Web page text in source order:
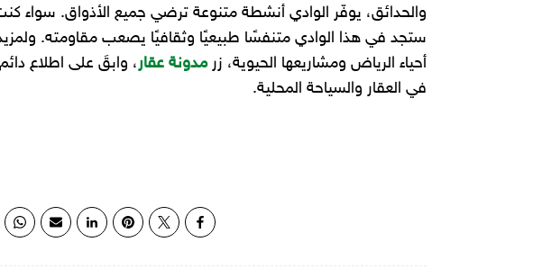
والحدائق، يوفّر الوادي أنشطة متنوعة ترضي جميع الأذواق. سواء
ستجد في هذا الوادي متنفسًا طبيعيًا وثقافيًا يصعب مقاومته.
أحياء الرياض ومشاريعها الحيوية، زرمدونة عقار، وابقَ على اطلاع
في العقار والسياحة المحلية.